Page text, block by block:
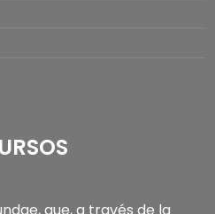
que, a través de la